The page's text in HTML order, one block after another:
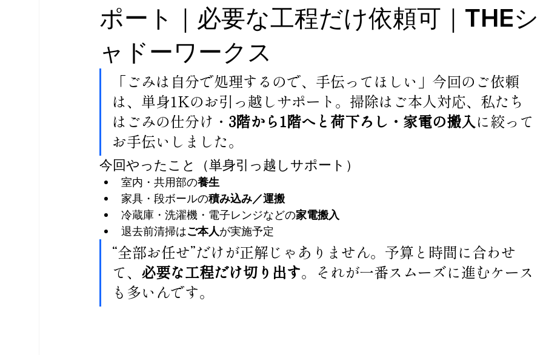
ポート｜必要な工程だけ依頼可｜THEシ
ャドーワークス
「ごみは自分で処理するので、手伝ってほしい」今回のご依頼
は、単身1Kのお引っ越しサポート。掃除はご本人対応、私たち
はごみの仕分け・ 3階から1階へと荷下ろし・家電の搬入 に絞って
お手伝いしました。
今回やったこと（単身引っ越しサポート）
室内・共用部の養生
家具・段ボールの積み込み／運搬
冷蔵庫・洗濯機・電子レンジなどの家電搬入
退去前清掃はご本人が実施予定
“全部お任せ”だけが正解じゃありません。予算と時間に合わせ
て、 必要な工程だけ切り出す。それが一番スムーズに進むケース
も多いんです。